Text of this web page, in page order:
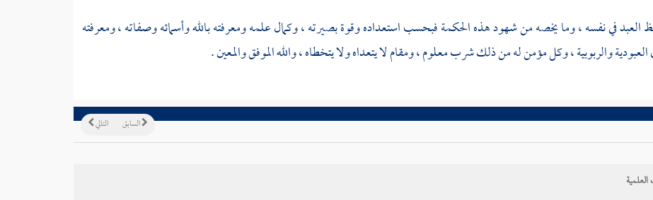
العبد في نفسه ، وما يخصه من شهود هذه الحكمة فبحسب استعداده وقوة بصيرته ، وكمال علمه ومعرفته بالله وأسمائه وصفاته ، ومعرفته
والربوبية ، وكل مؤمن له من ذلك شرب معلوم ، ومقام لا يتعداه ولا يتخطاه ، والله الموفق والمعين .
التالي السابق